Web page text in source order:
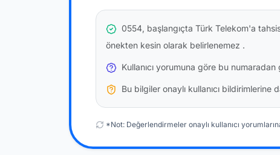
0554, başlangıçta Türk Telekom'a
önekten kesin olarak belirlenemez .
Kullanıcı yorumuna göre bu numaradan
Bu bilgiler onaylı kullanıcı bildirimlerine
*Not: Değerlendirmeler onaylı kullanıcı